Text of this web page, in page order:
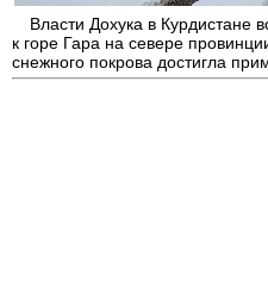
Власти Дохука в Курдистане
к горе Гара на севере
снежного покрова достигла